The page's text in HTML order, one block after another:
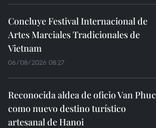
Concluye Festival Internacional de
Artes Marciales Tradicionales de
Vietnam
06/08/2026 08:27
Reconocida aldea de oficio Van Phuc
como nuevo destino turístico
artesanal de Hanoi